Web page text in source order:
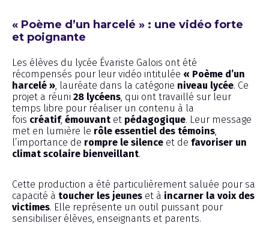
« Poème d’un harcelé » : une vidéo forte
et poignante
Les élèves du lycée Évariste Galois ont été
récompensés pour leur vidéo intitulée « Poème d’un
harcelé » , lauréate dans la catégorie niveau lycée. Ce
projet a réuni 28 lycéens , qui ont travaillé sur leur
temps libre pour réaliser un contenu à la
fois créatif, émouvant et pédagogique. Leur message
met en lumière le rôle essentiel des témoins
l’importance de rompre le silence et de favoriser un
climat scolaire bienveillant.
Cette production a été particulièrement saluée pour sa
capacité à toucher les jeunes et à incarner la voix des
victimes. Elle représente un outil puissant pour
sensibiliser élèves, enseignants et parents.